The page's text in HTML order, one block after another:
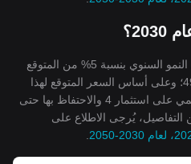
في 2030، بناءً على توقعات معدّل النمو السنوي بنسبة 5% من المتوقع
أن يصل سعر 4(4) إلى $0.{5}4999؛ وعلى أساس السعر المتوقع لهذا
العام، سيصل عائد الاستثمار التراكمي على استثمار 4 والاحتفاظ بها حتى